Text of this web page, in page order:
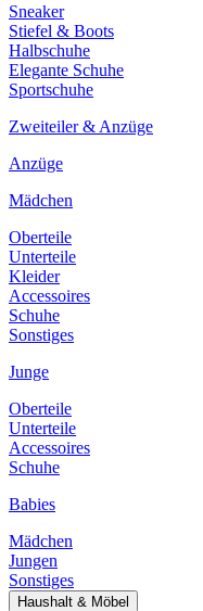
Sneaker
Stiefel & Boots
Halbschuhe
Elegante Schuhe
Sportschuhe
Zweiteiler & Anzüge
Anzüge
Mädchen
Oberteile
Unterteile
Kleider
Accessoires
Schuhe
Sonstiges
Junge
Oberteile
Unterteile
Accessoires
Schuhe
Babies
Mädchen
Jungen
Sonstiges
Haushalt & Möbel